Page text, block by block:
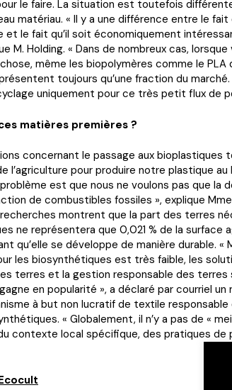
le faire. La situation est toutefois
matériau. « Il y a une différence entre le fait
et le fait qu’il soit économiquement
M. Holding. « Dans de nombreux cas, lorsque
même les biopolymères comme le PLA
toujours qu’une fraction du
uniquement pour ce très petit flux de
matières premières ?
concernant le passage aux bioplastiques
l’agriculture pour produire notre plastique au
est que nous ne voulons pas que la
de combustibles fossiles », explique
montrent que la part des terres
ne représentera que 0,021 % de la surface
qu’elle se développe de manière durable. «
les biosynthétiques est très faible, les
terres et la gestion responsable des
en popularité », a déclaré par courriel
à but non lucratif de textile responsable
« Globalement, il n’y a pas de «
contexte local spécifique, des pratiques de